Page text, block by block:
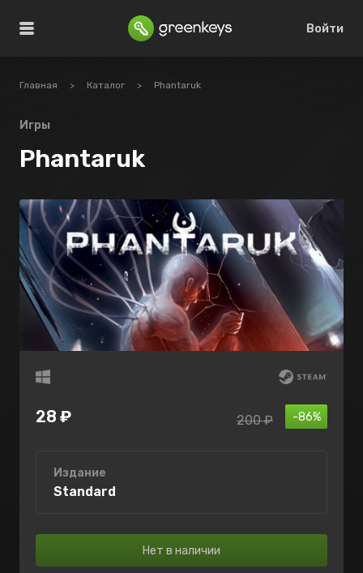
Войти
Главная > Каталог > Phantaruk
Игры
Phantaruk
28 ₽ -86%
200 ₽
Издание
Standard
Нет в наличии